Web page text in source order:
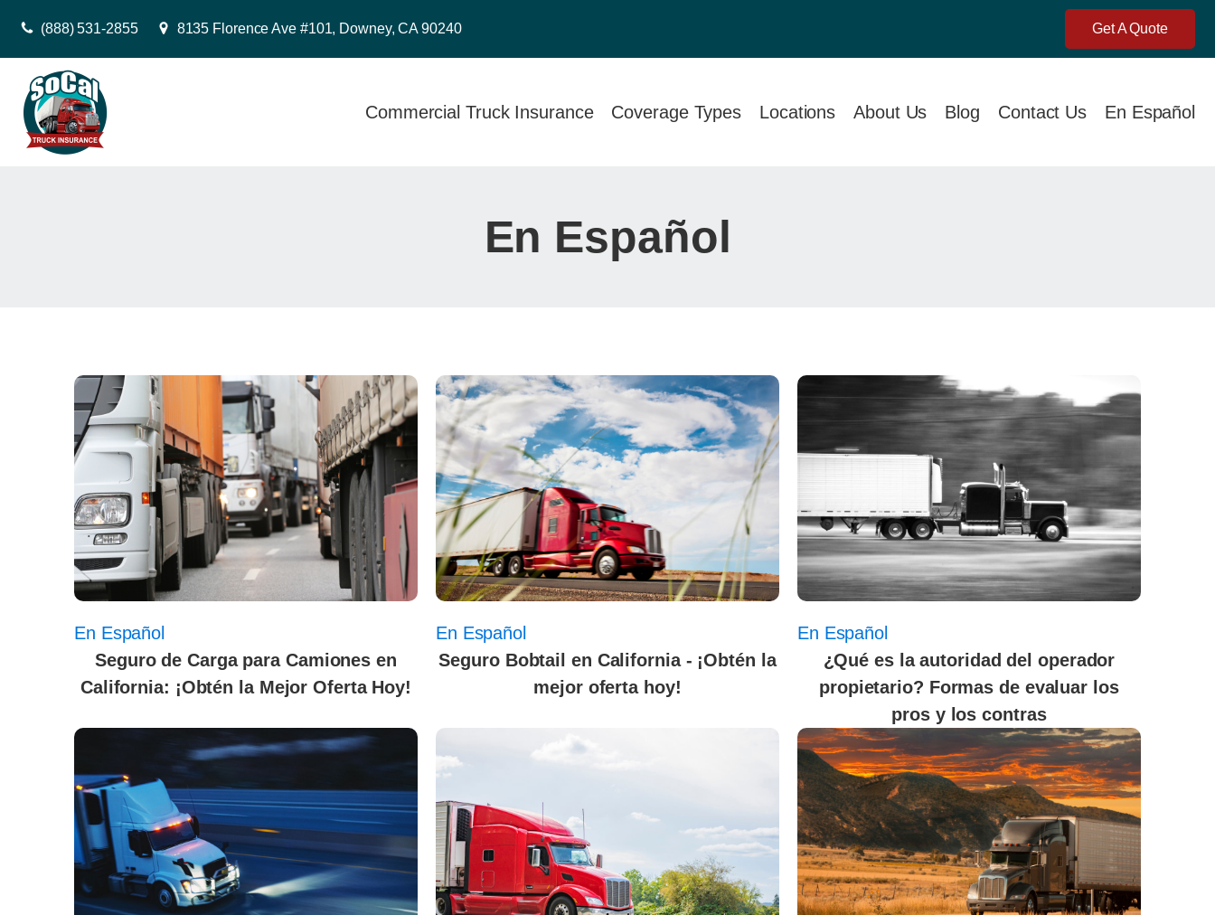
(888) 531-2855 8135 Florence Ave #101, Downey, CA 90240 Get A Quote
Commercial Truck Insurance Coverage Types Locations About Us Blog Contact Us En Español
En Español
En Español
Seguro de Carga para Camiones en
California: ¡Obtén la Mejor Oferta Hoy!
En Español
Seguro Bobtail en California - ¡Obtén la
mejor oferta hoy!
En Español
¿Qué es la autoridad del operador
propietario? Formas de evaluar los
pros y los contras